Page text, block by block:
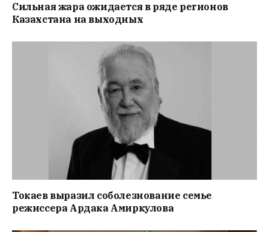
Сильная жара ожидается в ряде регионов
Казахстана на выходных
Токаев выразил соболезнование семье
режиссера Ардака Амиркулова